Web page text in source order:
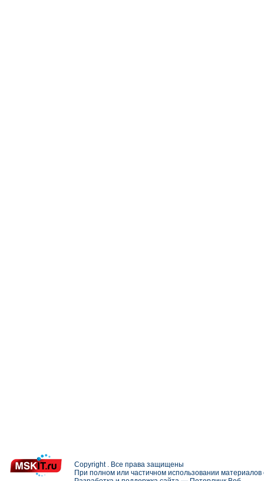
Copyright . Все права защищены
При полном или частичном использовании